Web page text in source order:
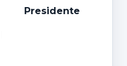
Presidente